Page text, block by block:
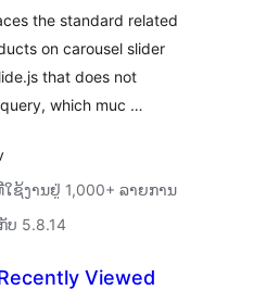
the standard related
on carousel slider
that does not
which muc …
ຊ້ງານຢູ່ 1,000+ ລາຍການ
ບ 5.8.14
Viewed